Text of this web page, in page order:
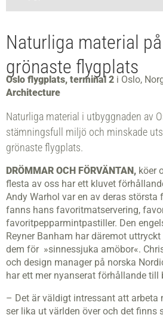
Naturliga material
grönaste flygplats
Oslo flygplats, terminal 2 i Oslo,
Architecture
Naturliga material i utbyggnaden av
stämningsfull miljö och minskade
grönaste flygplats.
DRÖMMAR OCH FÖRVÄNTAN, köer
flesta av oss har ett kluvet
Andy Warhol var en av deras största
fanns hans favoritmatservering,
favoritpepparmintpastiller. Den
Reyner Banham har däremot
dem för »sinnessjuka amöbor«.
och design manager på norska
har ett mer nyanserat förhållande till
– Det är väldigt intressant att arbeta
ser lika ut världen över och det finns